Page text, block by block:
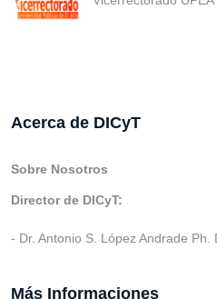
Acerca de DICyT
Sobre Nosotros
Director de DICyT:
- Dr. Antonio S. López Andrade Ph.
Más Informaciones